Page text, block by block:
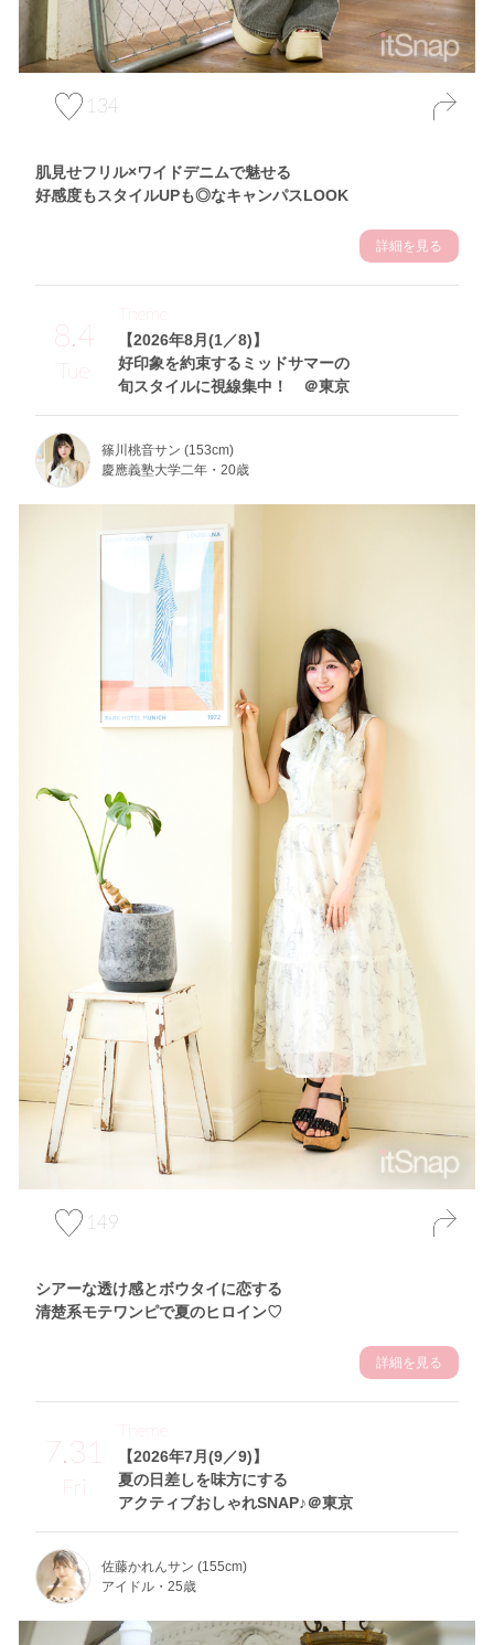
134
肌見せフリル×ワイドデニムで魅せる
好感度もスタイルUPも◎なキャンパスLOOK
詳細を見る
8.4
Tue
【2026年8月(1／8)】
好印象を約束するミッドサマーの
旬スタイルに視線集中！ ＠東京
Theme
篠川桃音サン (153cm)
慶應義塾大学二年・20歳
149
シアーな透け感とボウタイに恋する
清楚系モテワンピで夏のヒロイン♡
詳細を見る
7.31
Fri
【2026年7月(9／9)】
夏の日差しを味方にする
アクティブおしゃれSNAP♪＠東京
Theme
佐藤かれんサン (155cm)
アイドル・25歳